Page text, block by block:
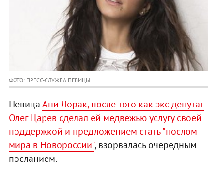
ФОТО: ПРЕСС-СЛУЖБА ПЕВИЦЫ
ПевицаАни Лорак, после того как экс-депутат
Олег Царев сделал ей медвежью услугу своей
поддержкой и предложением стать "послом
мира в Новороссии", взорвалась очередным
посланием.